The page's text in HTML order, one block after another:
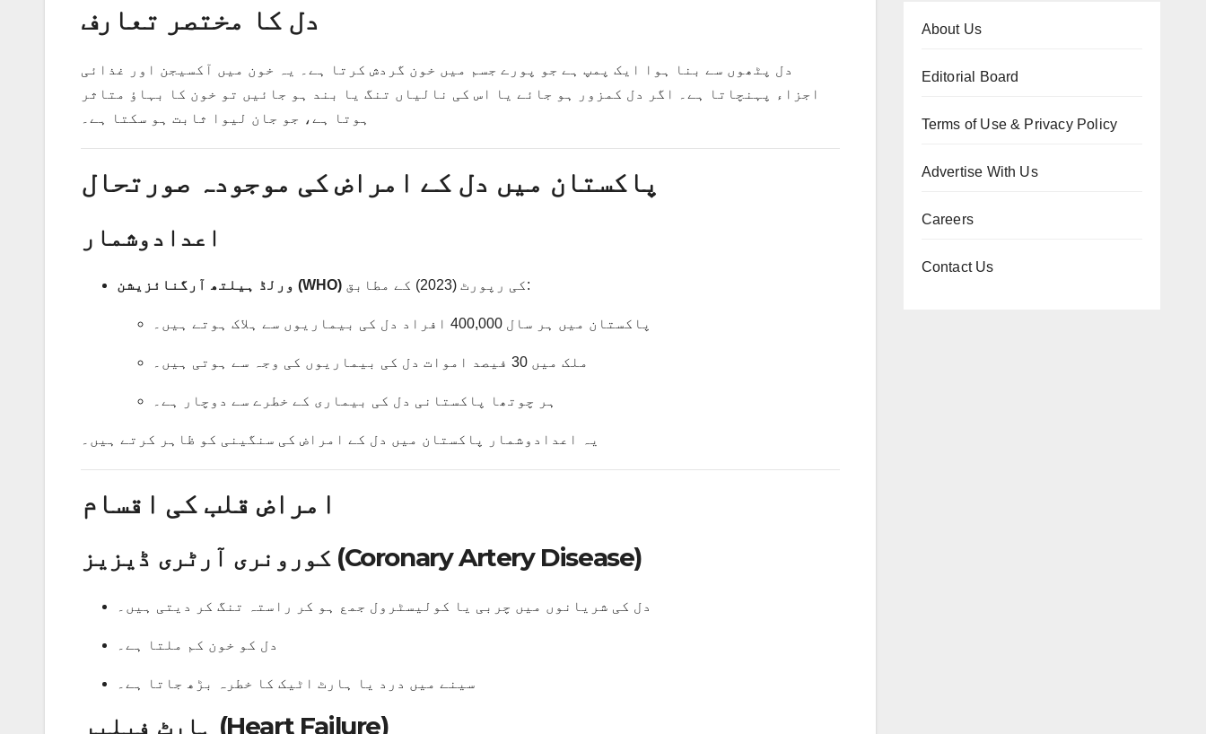
دل کا مختصر تعارف
دل پٹھوں سے بنا ہوا ایک پمپ ہے جو پورے جسم میں خون گردش کرتا ہے۔ یہ خون میں آکسیجن اور غذائی
اجزاء پہنچاتا ہے۔ اگر دل کمزور ہو جائے یا اس کی نالیاں تنگ یا بند ہو جائیں تو خون کا بہاؤ متاثر
ہوتا ہے، جو جان لیوا ثابت ہو سکتا ہے۔
پاکستان میں دل کے امراض کی موجودہ صورتحال
اعدادوشمار
ورلڈ ہیلتھ آرگنائزیشن (WHO) کی رپورٹ (2023) کے مطابق:
پاکستان میں ہر سال 400,000 افراد دل کی بیماریوں سے ہلاک ہوتے ہیں۔
ملک میں 30 فیصد اموات دل کی بیماریوں کی وجہ سے ہوتی ہیں۔
ہر چوتھا پاکستانی دل کی بیماری کے خطرے سے دوچار ہے۔
یہ اعدادوشمار پاکستان میں دل کے امراض کی سنگینی کو ظاہر کرتے ہیں۔
امراض قلب کی اقسام
کورونری آرٹری ڈیزیز (Coronary Artery Disease)
دل کی شریانوں میں چربی یا کولیسٹرول جمع ہو کر راستہ تنگ کر دیتی ہیں۔
دل کو خون کم ملتا ہے۔
سینے میں درد یا ہارٹ اٹیک کا خطرہ بڑھ جاتا ہے۔
ہارٹ فیلیر (Heart Failure)
About Us
Editorial Board
Terms of Use & Privacy Policy
Advertise With Us
Careers
Contact Us